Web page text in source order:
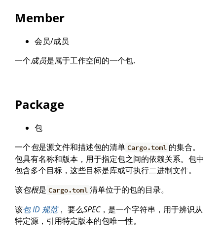
Member
会员/成员
一个成员是属于工作空间的一个包.
Package
包
一个包是源文件和描述包的清单 Cargo.toml 的集合。
包具有名称和版本，用于指定包之间的依赖关系。包中
包含多个目标，这些目标是库或可执行二进制文件。
该包根是 Cargo.toml 清单位于的包的目录。
该包 ID 规范， 要么SPEC，是一个字符串，用于辨识从
特定源，引用特定版本的包唯一性。